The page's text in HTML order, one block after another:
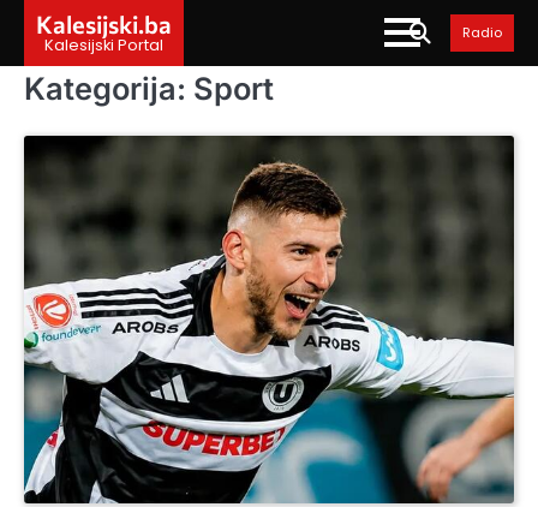
content
Kalesijski.ba
Kalesijski Portal
Radio
Kategorija: Sport